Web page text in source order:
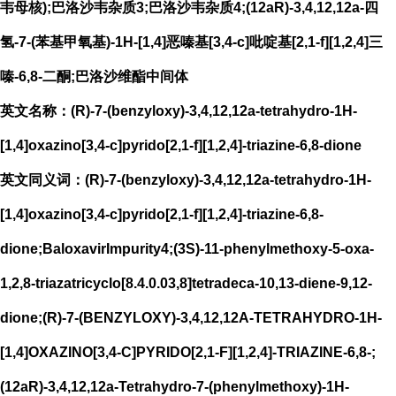
韦母核);巴洛沙韦杂质3;巴洛沙韦杂质4;(12aR)-3,4,12,12a-四
氢-7-(苯基甲氧基)-1H-[1,4]恶嗪基[3,4-c]吡啶基[2,1-f][1,2,4]三
嗪-6,8-二酮;巴洛沙维酯中间体
英文名称：(R)-7-(benzyloxy)-3,4,12,12a-tetrahydro-1H-
[1,4]oxazino[3,4-c]pyrido[2,1-f][1,2,4]-triazine-6,8-dione
英文同义词：(R)-7-(benzyloxy)-3,4,12,12a-tetrahydro-1H-
[1,4]oxazino[3,4-c]pyrido[2,1-f][1,2,4]-triazine-6,8-
dione;BaloxavirImpurity4;(3S)-11-phenylmethoxy-5-oxa-
1,2,8-triazatricyclo[8.4.0.03,8]tetradeca-10,13-diene-9,12-
dione;(R)-7-(BENZYLOXY)-3,4,12,12A-TETRAHYDRO-1H-
[1,4]OXAZINO[3,4-C]PYRIDO[2,1-F][1,2,4]-TRIAZINE-6,8-;
(12aR)-3,4,12,12a-Tetrahydro-7-(phenylmethoxy)-1H-